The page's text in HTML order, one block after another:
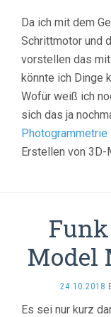
Da ich mit dem
Schrittmotor und
vorstellen das
könnte ich Dinge
Wofür weiß ich
sich das ja
Photogrammetrie
Erstellen von
Model
24.10.2018
Es sei nur kurz